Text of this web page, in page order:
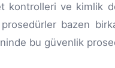
kontrolleri ve kimlik
bazen
bu güvenlik